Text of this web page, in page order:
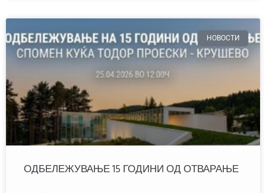
НОВОСТИ
ОДБЕЛЕЖУВАЊЕ 15 ГОДИНИ ОД ОТВАРАЊЕ